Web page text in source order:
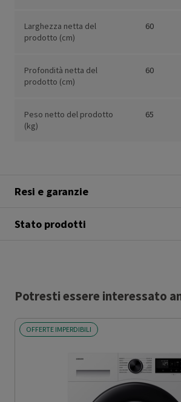
Larghezza netta del
prodotto (cm)
60
Profondità netta del
prodotto (cm)
60
Peso netto del prodotto
(kg)
65
Resi e garanzie
Stato prodotti
Potresti essere interessato
OFFERTE IMPERDIBILI